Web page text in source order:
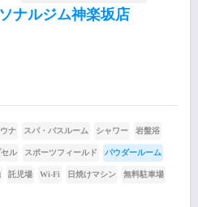
ナルジム神楽坂店
ナ スパ・バスルーム シャワー 岩盤浴
ル スポーツフィールド パウダールーム
託児場 Wi-Fi 日焼けマシン 無料駐車場